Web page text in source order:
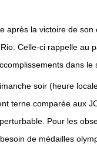
après la victoire de son
Celle-ci rappelle au
dans le
soir (heure
terne comparée aux
Pour les
de médailles